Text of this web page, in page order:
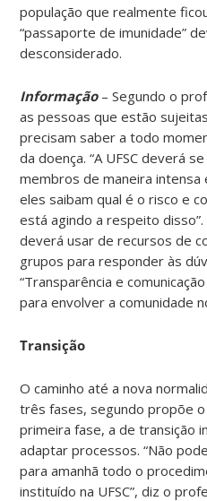
população que realmente
“passaporte de imunidade”
desconsiderado.
Informação– Segundo o
as pessoas que estão
precisam saber a todo
da doença. “A UFSC deverá
membros de maneira intensa
eles saibam qual é o risco e
está agindo a respeito disso”.
deverá usar de recursos de
grupos para responder às
“Transparência e
para envolver a comunidade
Transição
O caminho até a nova
três fases, segundo propõe
primeira fase, a de transição
adaptar processos. “Não
para amanhã todo o
instituído na UFSC”, diz o